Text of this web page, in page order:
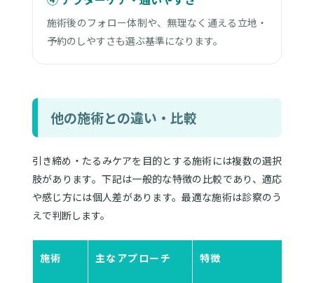
施術後のフォロー体制や、無理なく通える立地・
予約のしやすさも選ぶ基準になります。
他の施術との違い・比較
引き締め・たるみケアを目的とする施術には複数の選択
肢があります。下記は一般的な特徴の比較であり、適応
や感じ方には個人差があります。最適な施術は診察のう
えで判断します。
施術 主なアプローチ 特徴